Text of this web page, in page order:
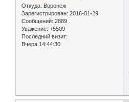
Откуда: Воронеж
Зарегистрирован: 2016-01-29
Сообщений: 2889
Уважение: +5509
Последний визит:
Вчера 14:44:30